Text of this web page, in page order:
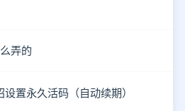
弄的
置永久活码（自动续期）